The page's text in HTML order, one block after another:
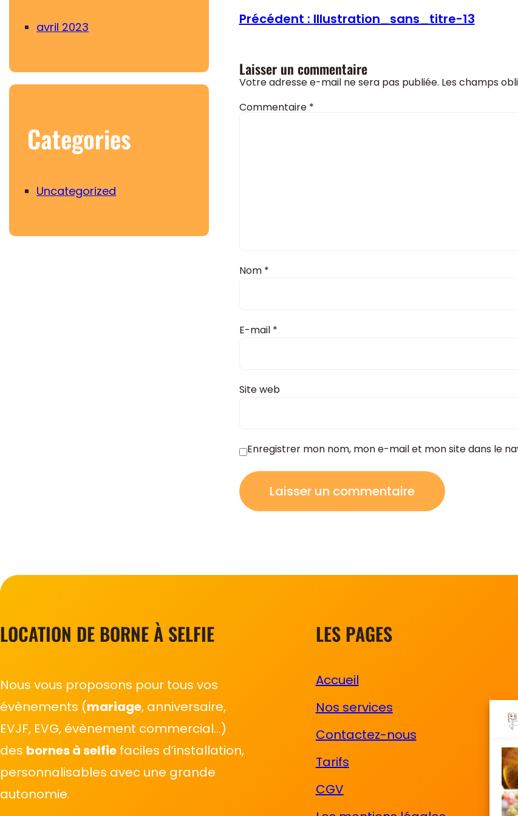
avril 2023
Categories
Uncategorized
Précédent : Illustration_sans_titre-13
Laisser un commentaire
Votre adresse e-mail ne sera pas publiée. Les champs
Commentaire *
Nom *
E-mail *
Site web
Enregistrer mon nom, mon e-mail et mon site dans le
LOCATION DE BORNE À SELFIE
Nous vous proposons pour tous vos
évènements (mariage, anniversaire,
EVJF, EVG, évènement commercial…)
des bornes à selfie faciles d’installation,
personnalisables avec une grande
autonomie.
LES PAGES
Accueil
Nos services
Contactez-nous
Tarifs
CGV